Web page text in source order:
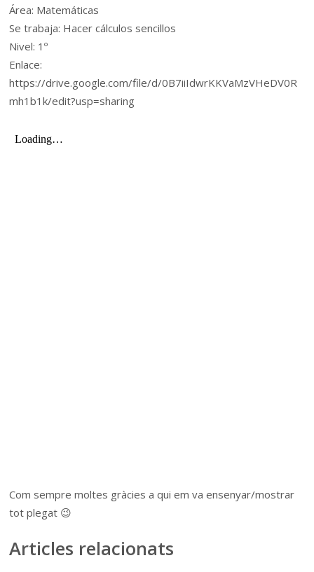
Área: Matemáticas
Se trabaja: Hacer cálculos sencillos
Nivel: 1º
Enlace:
https://drive.google.com/file/d/0B7iiIdwrKKVaMzVHeDV0R
mh1b1k/edit?usp=sharing
Com sempre moltes gràcies a qui em va ensenyar/mostrar
tot plegat 😉
Articles relacionats